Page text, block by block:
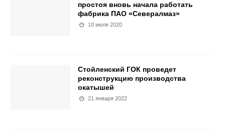
простоя вновь начала работать
фабрика ПАО «Севералмаз»
10 июля 2020
Стойленский ГОК проведет
реконструкцию производства
окатышей
21 января 2022